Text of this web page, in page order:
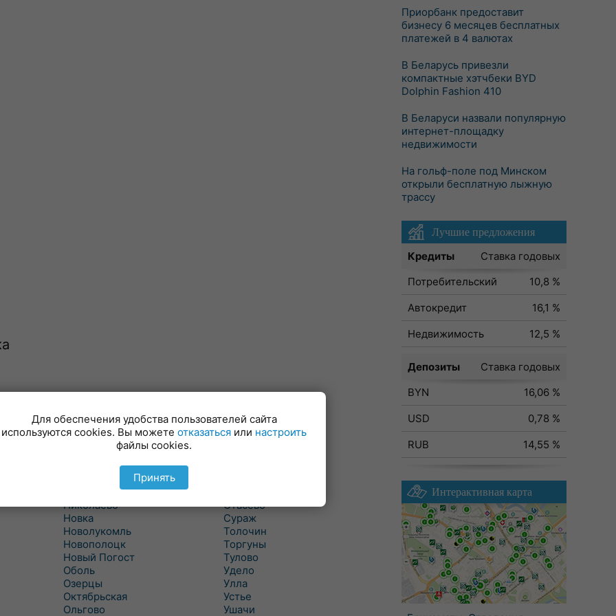
Ляды
Межа
Межево
Мишневичи
Николаево
Новка
Новолукомль
Новополоцк
Новый Погост
Оболь
Озерцы
Октябрьская
Ольгово
Сенно
Ситцы
Славени
Стасево
Сураж
Толочин
Торгуны
Тулово
Удело
Улла
Устье
Ушачи
Приорбанк предоставит
бизнесу 6 месяцев бесплатных
платежей в 4 валютах
В Беларусь привезли
компактные хэтчбеки BYD
Dolphin Fashion 410
В Беларуси назвали популярную
интернет-площадку
недвижимости
На гольф-поле под Минском
открыли бесплатную лыжную
трассу
Лучшие предложения
Кредиты
Ставка годовых
Потребительский
10,8 %
Автокредит
16,1 %
Недвижимость
12,5 %
Депозиты
Ставка годовых
BYN
16,06 %
USD
0,78 %
RUB
14,55 %
Интерактивная карта
Для обеспечения удобства пользователей сайта
используются cookies. Вы можете отказаться или настроить
файлы cookies.
Принять